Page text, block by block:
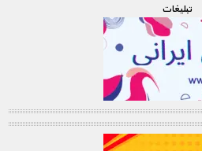
تبليغات